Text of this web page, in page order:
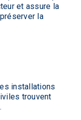
et assure la
la
installations
trouvent